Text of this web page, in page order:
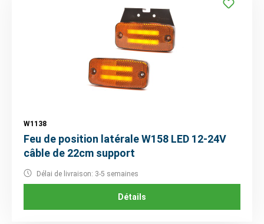
W1138
Feu de position latérale W158 LED 12-24V
câble de 22cm support
Délai de livraison: 3-5 semaines
Détails